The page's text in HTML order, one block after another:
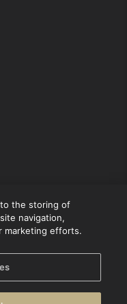
the storing of
navigation,
marketing efforts.